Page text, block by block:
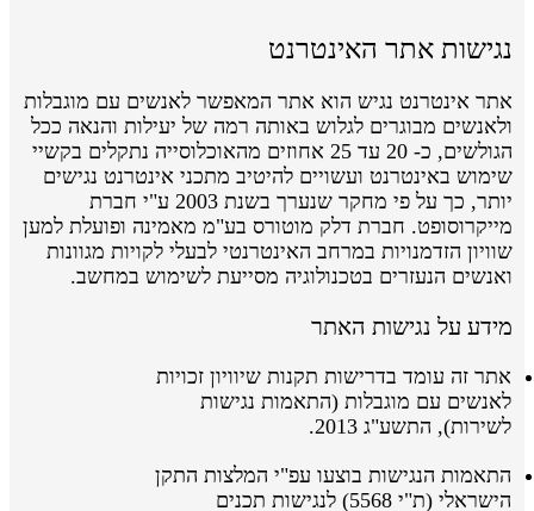
נגישות אתר האינטרנט
אתר אינטרנט נגיש הוא אתר המאפשר לאנשים עם מוגבלות
ולאנשים מבוגרים לגלוש באותה רמה של יעילות והנאה ככל
הגולשים, כ- 20 עד 25 אחוזים מהאוכלוסייה נתקלים בקשיי
שימוש באינטרנט ועשויים להיטיב מתכני אינטרנט נגישים
יותר, כך על פי מחקר שנערך בשנת 2003 ע"י חברת
מייקרוסופט. חברת דלק מוטורס בע"מ מאמינה ופועלת למען
שוויון הזדמנויות במרחב האינטרנטי לבעלי לקויות מגוונות
ואנשים הנעזרים בטכנולוגיה מסייעת לשימוש במחשב.
מידע על נגישות האתר
אתר זה עומד בדרישות תקנות שיוויון זכויות
לאנשים עם מוגבלות (התאמות נגישות
לשירות), התשע"ג 2013.
התאמות הנגישות בוצעועפ"יהמלצות התקן
הישראלי(ת"י 5568) לנגישות תכנים